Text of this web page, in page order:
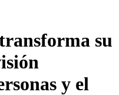
su
y el